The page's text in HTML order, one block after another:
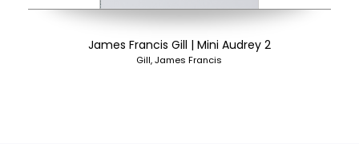
James Francis Gill | Mini Audrey 2
Gill, James Francis